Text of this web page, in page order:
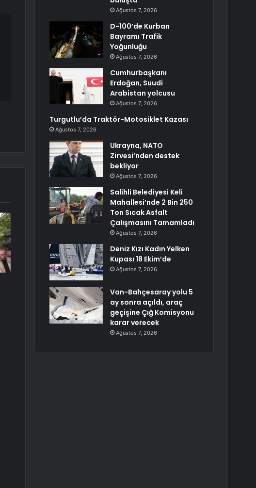
Ağustos 7, 2026
D-100’de Kurban
Bayramı Trafik
Yoğunluğu
Ağustos 7, 2026
Cumhurbaşkanı
Erdoğan, Suudi
Arabistan yolcusu
Ağustos 7, 2026
Turgutlu’da Traktör-Motosiklet Kazası
Ağustos 7, 2026
Ukrayna, NATO
Zirvesi’nden destek
bekliyor
Ağustos 7, 2026
Salihli Belediyesi Keli
Mahallesi’nde 2 Bin 250
Ton Sıcak Asfalt
Çalışmasını Tamamladı
Ağustos 7, 2026
Deniz Kızı Kadın Yelken
Kupası 18 Ekim’de
Ağustos 7, 2026
Van-Bahçesaray yolu 5
ay sonra açıldı, araç
geçişine Çığ Komisyonu
karar verecek
Ağustos 7, 2026